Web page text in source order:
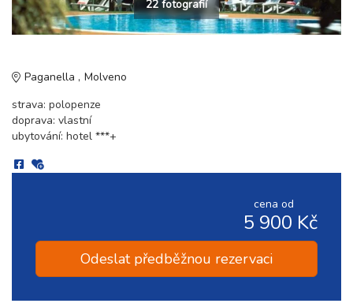
22 fotografií
Paganella
Molveno
strava: polopenze
doprava: vlastní
ubytování: hotel ***+
cena od
5 900 Kč
Odeslat předběžnou rezervaci